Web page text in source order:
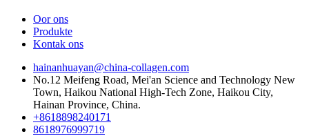
Oor ons
Produkte
Kontak ons
hainanhuayan@china-collagen.com
No.12 Meifeng Road, Mei'an Science and Technology New
Town, Haikou National High-Tech Zone, Haikou City,
Hainan Province, China.
+8618898240171
8618976999719